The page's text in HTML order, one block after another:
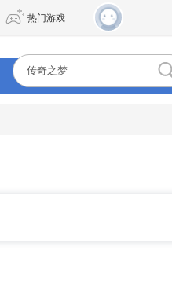
热门游戏
传奇4